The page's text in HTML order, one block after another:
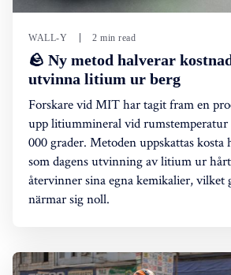
WALL-Y 2 min read
🪨 Ny metod halverar
utvinna litium ur berg
Forskare vid MIT har tagit fram en
upp litiummineral vid rumstemperatur
000 grader. Metoden uppskattas kosta
som dagens utvinning av litium ur hårt
återvinner sina egna kemikalier, vilket
närmar sig noll.